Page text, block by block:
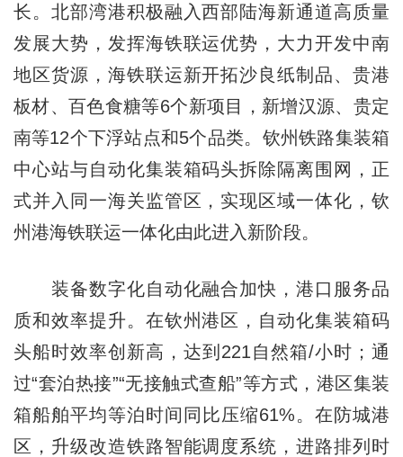
长。北部湾港积极融入西部陆海新通道高质量
发展大势，发挥海铁联运优势，大力开发中南
地区货源，海铁联运新开拓沙良纸制品、贵港
板材、百色食糖等6个新项目，新增汉源、贵定
南等12个下浮站点和5个品类。钦州铁路集装箱
中心站与自动化集装箱码头拆除隔离围网，正
式并入同一海关监管区，实现区域一体化，钦
州港海铁联运一体化由此进入新阶段。
装备数字化自动化融合加快，港口服务品
质和效率提升。在钦州港区，自动化集装箱码
头船时效率创新高，达到221自然箱/小时；通
过“套泊热接”“无接触式查船”等方式，港区集装
箱船舶平均等泊时间同比压缩61%。在防城港
区，升级改造铁路智能调度系统，进路排列时